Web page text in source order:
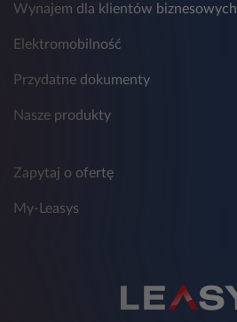
Wynajem dla klientów biznesowych
Elektromobilność
Przydatne dokumenty
Nasze produkty
Zapytaj o ofertę
My-Leasys